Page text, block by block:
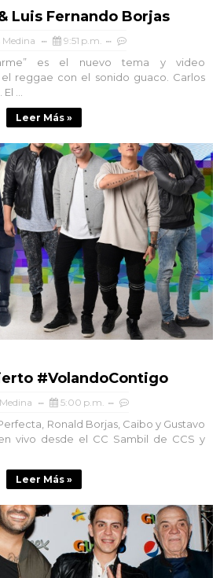
Luis Fernando Borjas
Medina 9:51 p.m.
es el nuevo tema y video
reggae con el sonido guaco. Carlos
...
Leer Más »
#VolandoContigo
5:00 p.m.
Ronald Borjas, Caibo y Gustavo
vivo desde el CC Sambil de CCS y
Leer Más »